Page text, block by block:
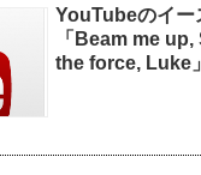
YouTubeのイー
「Beam me
the force, Luke」